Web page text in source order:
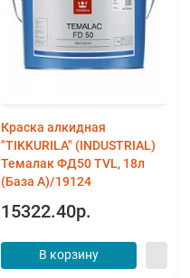
Краска алкидная
"TIKKURILA" (INDUSTRIAL)
Темалак ФД50 TVL, 18л
(База А)/19124
15322.40р.
В корзину